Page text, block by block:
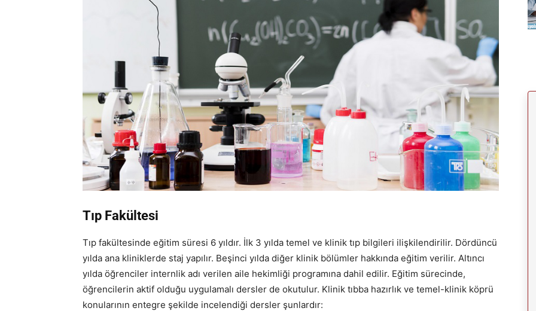
Tıp Fakültesi
Tıp fakültesinde eğitim süresi 6 yıldır. İlk 3 yılda temel ve klinik tıp bilgileri ilişkilendirilir. Dördüncü
yılda ana kliniklerde staj yapılır. Beşinci yılda diğer klinik bölümler hakkında eğitim verilir. Altıncı
yılda öğrenciler internlik adı verilen aile hekimliği programına dahil edilir. Eğitim sürecinde,
öğrencilerin aktif olduğu uygulamalı dersler de okutulur. Klinik tıbba hazırlık ve temel-klinik köprü
konularının entegre şekilde incelendiği dersler şunlardır: